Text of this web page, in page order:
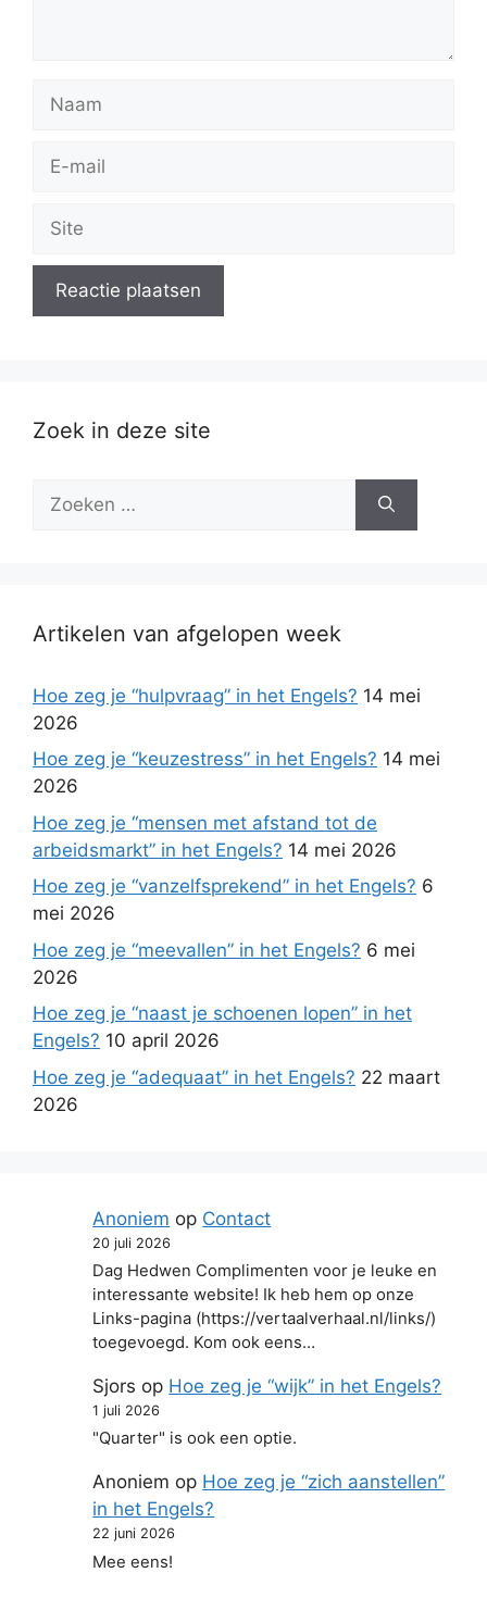
mail
Zoek in deze site
naar:
Artikelen van afgelopen week
Hoe zeg je “hulpvraag” in het Engels? 14 mei
2026
Hoe zeg je “keuzestress” in het Engels? 14 mei
2026
Hoe zeg je “mensen met afstand tot de
arbeidsmarkt” in het Engels? 14 mei 2026
Hoe zeg je “vanzelfsprekend” in het Engels? 6
mei 2026
Hoe zeg je “meevallen” in het Engels? 6 mei
2026
Hoe zeg je “naast je schoenen lopen” in het
Engels? 10 april 2026
Hoe zeg je “adequaat” in het Engels? 22 maart
2026
Anoniem op Contact
20 juli 2026
Dag Hedwen Complimenten voor je leuke en
interessante website! Ik heb hem op onze
Links-pagina (https://vertaalverhaal.nl/links/)
toegevoegd. Kom ook eens…
Sjors op Hoe zeg je “wijk” in het Engels?
1 juli 2026
"Quarter" is ook een optie.
Anoniem op Hoe zeg je “zich aanstellen”
in het Engels?
22 juni 2026
Mee eens!